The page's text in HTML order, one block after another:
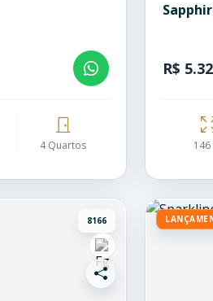
4 Quartos
R$
146
8166